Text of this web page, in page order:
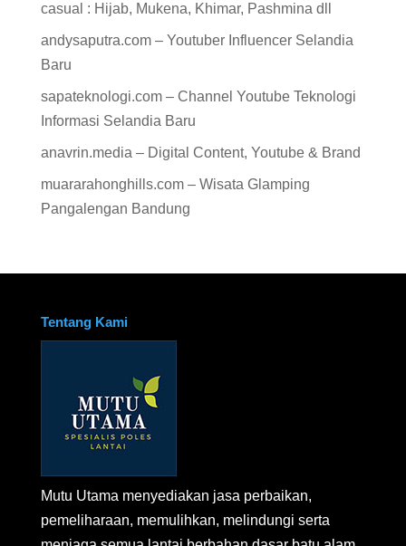
casual : Hijab, Mukena, Khimar, Pashmina dll
andysaputra.com – Youtuber Influencer Selandia
Baru
sapateknologi.com – Channel Youtube Teknologi
Informasi Selandia Baru
anavrin.media – Digital Content, Youtube & Brand
muararahonghills.com – Wisata Glamping
Pangalengan Bandung
Tentang Kami
Mutu Utama menyediakan jasa perbaikan,
pemeliharaan, memulihkan, melindungi serta